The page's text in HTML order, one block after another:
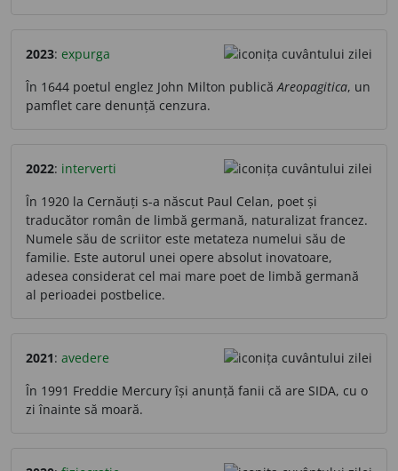
2023: expurga
În 1644 poetul englez John Milton publică Areopagitica, un
pamflet care denunță cenzura.
2022: interverti
În 1920 la Cernăuți s-a născut Paul Celan, poet și
traducător român de limbă germană, naturalizat francez.
Numele său de scriitor este metateza numelui său de
familie. Este autorul unei opere absolut inovatoare,
adesea considerat cel mai mare poet de limbă germană
al perioadei postbelice.
2021: avedere
În 1991 Freddie Mercury își anunță fanii că are SIDA, cu o
zi înainte să moară.